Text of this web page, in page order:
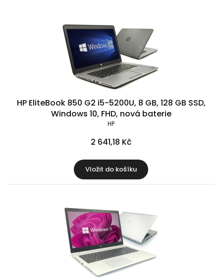
HP EliteBook 850 G2 i5-5200U, 8 GB, 128 GB SSD,
Windows 10, FHD, nová baterie
HP
2 641,18 Kč
Vložit do košíku